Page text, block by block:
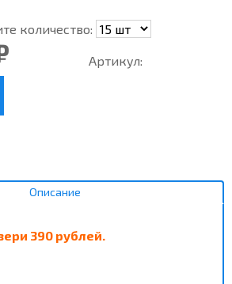
количество:
Артикул:
Описание
390 рублей.